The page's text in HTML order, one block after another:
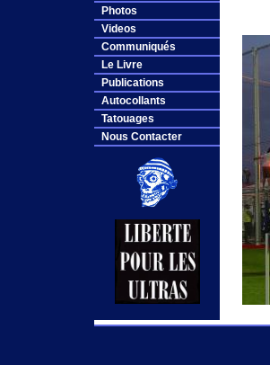
Photos
Videos
Communiqués
Le Livre
Publications
Autocollants
Tatouages
Nous Contacter